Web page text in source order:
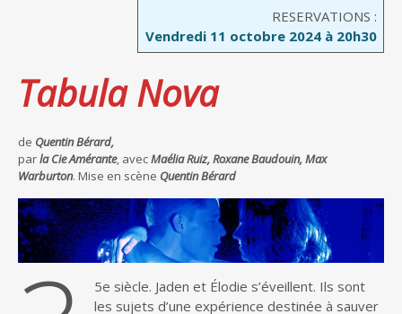
RESERVATIONS :
Vendredi 11 octobre 2024 à 20h30
Tabula Nova
de Quentin Bérard,
parla Cie Amérante, avecMaélia Ruiz, Roxane Baudouin, Max
Warburton. Mise en scène Quentin Bérard
5e siècle. Jaden et Élodie s’éveillent. Ils sont
les sujets d’une expérience destinée à sauver